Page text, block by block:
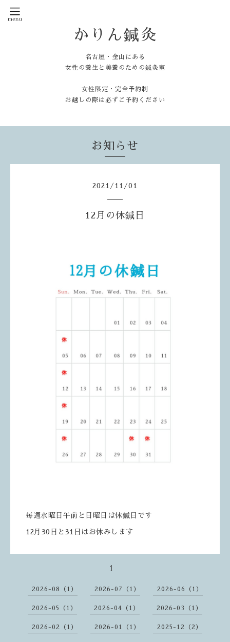
かりん鍼灸
名古屋・金山にある
女性の養生と美養のための鍼灸室
女性限定・完全予約制
お越しの際は必ずご予約ください
お知らせ
2021 / 11 /01
12月の休鍼日
毎週水曜日午前と日曜日は休鍼日です
12月30日と31日はお休みします
1
2026-08（1） 2026-07（1） 2026-06（1）
2026-05（1） 2026-04（1） 2026-03（1）
2026-02（1） 2026-01（1） 2025-12（2）